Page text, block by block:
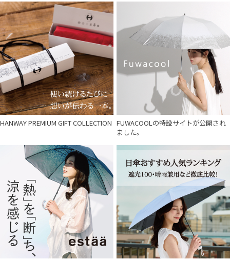
HANWAY PREMIUM GIFT COLLECTION FUWACOOLの特設サイトが公開され
ました。